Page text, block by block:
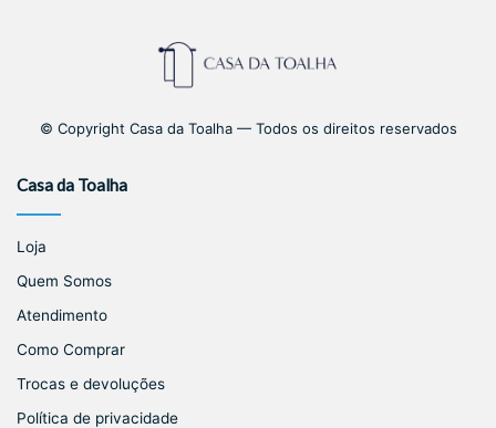
© Copyright Casa da Toalha — Todos os direitos reservados
Casa da Toalha
Loja
Quem Somos
Atendimento
Como Comprar
Trocas e devoluções
Política de privacidade